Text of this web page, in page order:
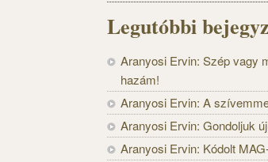
Legutóbbi
Aranyosi Ervin: Szép vagy
hazám!
Aranyosi Ervin: A
Aranyosi Ervin: Gondoljuk
Aranyosi Ervin: Kódolt